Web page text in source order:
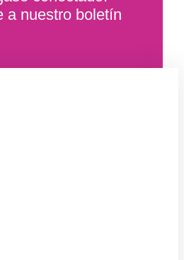
a nuestro boletín